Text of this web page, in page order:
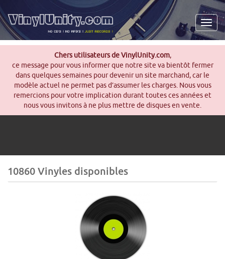
Chers utilisateurs de VinylUnity.com,
ce message pour vous informer que notre site va bientôt fermer
dans quelques semaines pour devenir un site marchand, car le
modèle actuel ne permet pas d’assumer les charges. Nous vous
remercions pour votre implication durant toutes ces années et
nous vous invitons à ne plus mettre de disques en vente.
10860 Vinyles disponibles